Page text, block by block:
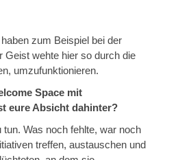
zum Beispiel bei der
Geist wehte hier so durch die
umzufunktionieren.
Space mit
eure Absicht dahinter?
Was noch fehlte, war noch
treffen, austauschen und